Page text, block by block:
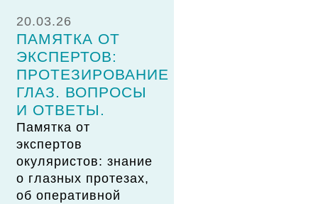
20.03.26
ПАМЯТКА ОТ
ЭКСПЕРТОВ:
ПРОТЕЗИРОВАНИЕ
ГЛАЗ. ВОПРОСЫ
И ОТВЕТЫ.
Памятка от
экспертов
окуляристов: знание
о глазных протезах,
об оперативной